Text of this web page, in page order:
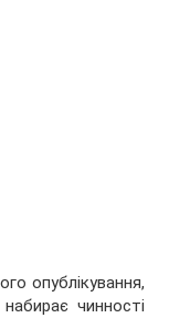
опублікування,
чинності